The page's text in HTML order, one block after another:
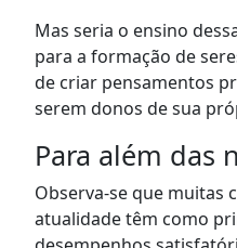
Mas seria o ensino
para a formação de
de criar pensamentos
serem donos de sua
Para além das
Observa-se que muitas
atualidade têm como